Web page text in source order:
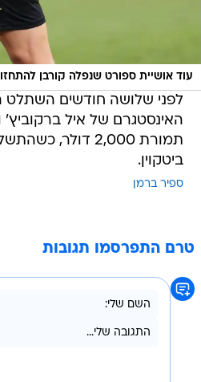
עוד אושיית ספורט שנפלה קורבן
לפני שלושה חודשים השתלט
האינסטגרם של איל ברקוביץ'
תמורת 2,000
ביטקוין.
ספיר ברמן
טרם התפרסמו תגובות